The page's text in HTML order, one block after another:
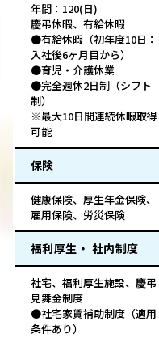
年間：120(日)
慶弔休暇、有給休暇
●有給休暇（初年度10日：
入社後6ヶ月目から）
●育児・介護休業
●完全週休2日制（シフト
制）
※最大10日間連続休暇取得
可能
保険
健康保険、厚生年金保険、
雇用保険、労災保険
福利厚生・ 社内制度
社宅、福利厚生施設、慶弔
見舞金制度
●社宅家賃補助制度（適用
条件あり）